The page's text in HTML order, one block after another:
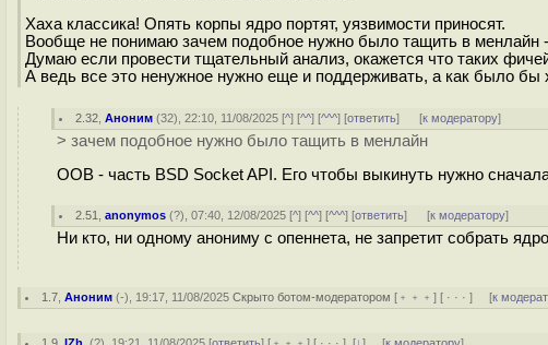
Хаха классика! Опять корпы ядро портят, уязвимости приносят.
Вообще не понимаю зачем подобное нужно было тащить в менлайн
Думаю если провести тщательный анализ, окажется что таких
А ведь все это ненужное нужно еще и поддерживать, а как было бы
2.32 ,Аноним (32), 22:10, 11/08/2025 [^] [^^] [^^^] [ответить] [к модератору]
> зачем подобное нужно было тащить в менлайн
OOB - часть BSD Socket API. Его чтобы выкинуть нужно
2.51 ,anonymos (?), 07:40, 12/08/2025 [^] [^^] [^^^] [ответить] [к модератору]
Ни кто, ни одному анониму с опеннета, не запретит собрать
1.7 ,Аноним (-), 19:17, 11/08/2025Скрыто ботом-модератором [ ﹢﹢﹢] [ · · ·] [к